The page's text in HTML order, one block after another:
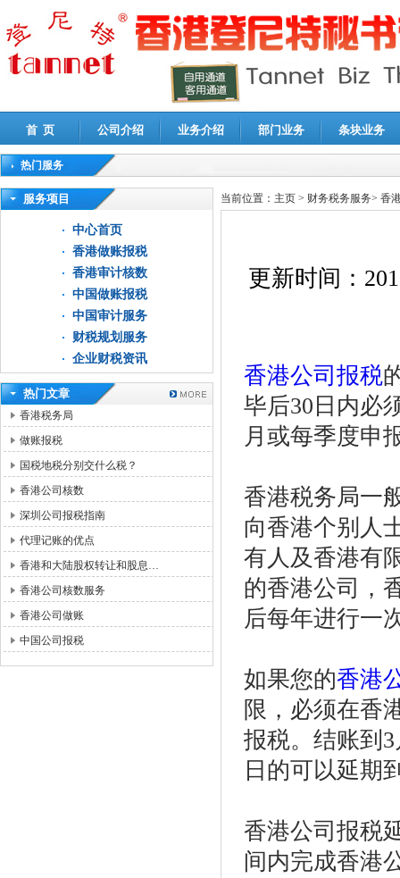
首 页 公司介绍 业务介绍 部门业务 条块业务
热门服务
高新技术企业认定审计|企业所得税汇算清缴申报鉴证
服务项目
中心首页
香港做账报税
香港审计核数
中国做账报税
中国审计服务
财税规划服务
企业财税资讯
热门文章
香港税务局
做账报税
国税地税分别交什么税？
香港公司核数
深圳公司报税指南
代理记账的优点
香港和大陆股权转让和股息…
香港公司核数服务
香港公司做账
中国公司报税
当前位置： 主页 > 财务税务服务> 香
更新时间：
香港公司报税
毕后30日内必
月或每季度申
香港税务局一
向香港个别人
有人及香港有
的香港公司，
后每年进行一
如果您的香港
限，必须在香
报税。结账到
日的可以延期
香港公司报税
间内完成香港